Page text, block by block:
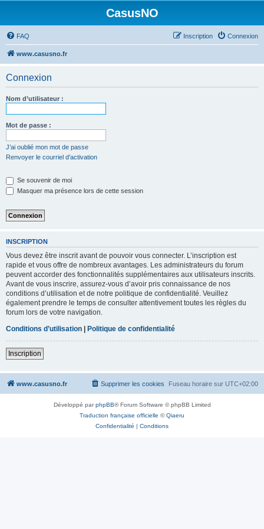
CasusNO
FAQ Connexion
Inscription
www.casusno.fr
Connexion
Nom d’utilisateur :
Mot de passe :
J’ai oublié mon mot de passe
Renvoyer le courriel d’activation
Se souvenir de moi
Masquer ma présence lors de cette session
INSCRIPTION
Vous devez être inscrit avant de pouvoir vous connecter. L’inscription est
rapide et vous offre de nombreux avantages. Les administrateurs du forum
peuvent accorder des fonctionnalités supplémentaires aux utilisateurs inscrits.
Avant de vous inscrire, assurez-vous d’avoir pris connaissance de nos
conditions d’utilisation et de notre politique de confidentialité. Veuillez
également prendre le temps de consulter attentivement toutes les règles du
forum lors de votre navigation.
Conditions d’utilisation | Politique de confidentialité
Inscription
www.casusno.fr Fuseau horaire sur UTC+02:00
Supprimer les cookies
Développé parphpBB® Forum Software © phpBB Limited
Traduction française officielle ©Qiaeru
Confidentialité | Conditions